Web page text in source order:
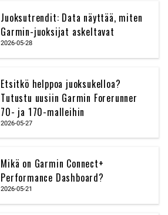
Juoksutrendit: Data näyttää, miten
Garmin-juoksijat askeltavat
2026-05-28
Etsitkö helppoa juoksukelloa?
Tutustu uusiin Garmin Forerunner
70- ja 170-malleihin
2026-05-27
Mikä on Garmin Connect+
Performance Dashboard?
2026-05-21